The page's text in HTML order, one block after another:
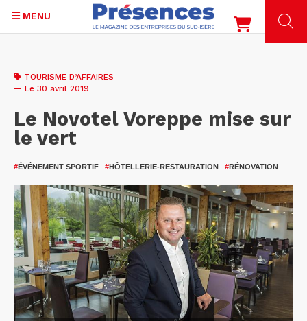
contenu
MENU
TOURISME D’AFFAIRES
— Le 30 avril 2019
Le Novotel Voreppe mise sur
le vert
#ÉVÉNEMENT SPORTIF #HÔTELLERIE-RESTAURATION #RÉNOVATION